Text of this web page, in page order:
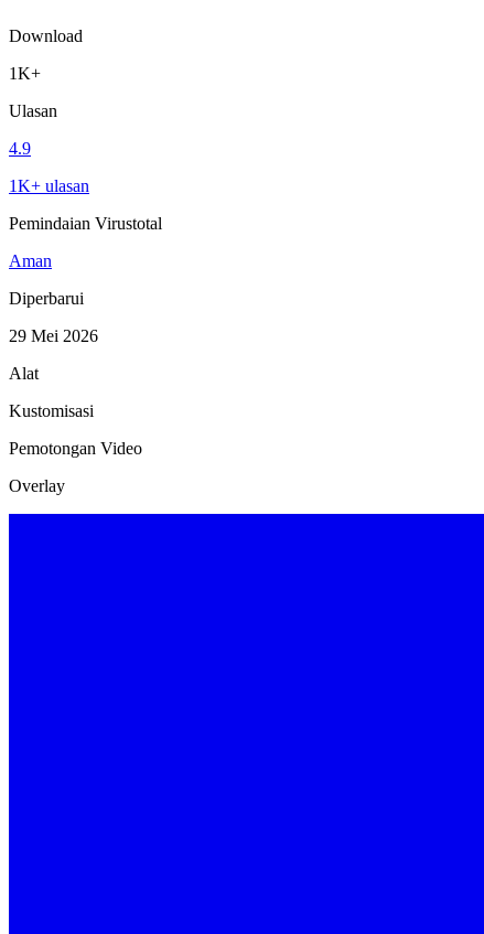
Download
1K+
Ulasan
4.9
1K+ ulasan
Pemindaian Virustotal
Aman
Diperbarui
29 Mei 2026
Alat
Kustomisasi
Pemotongan Video
Overlay